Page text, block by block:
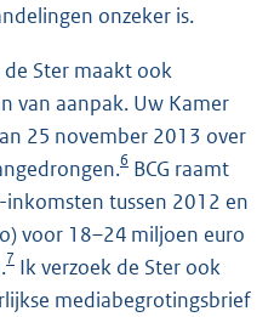
onzeker is.
Ster maakt ook
van aanpak. Uw Kamer
25 november 2013 over
6 BCG raamt
tussen 2012 en
voor 18–24 miljoen euro
7 Ik verzoek de Ster ook
mediabegrotingsbrief